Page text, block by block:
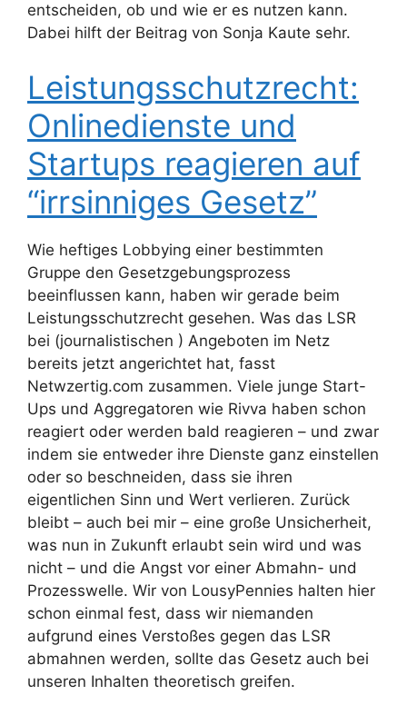
entscheiden, ob und wie er es nutzen kann.
Dabei hilft der Beitrag von Sonja Kaute sehr.
Leistungsschutzrecht:
Onlinedienste und
Startups reagieren auf
“irrsinniges Gesetz”
Wie heftiges Lobbying einer bestimmten
Gruppe den Gesetzgebungsprozess
beeinflussen kann, haben wir gerade beim
Leistungsschutzrecht gesehen. Was das LSR
bei (journalistischen ) Angeboten im Netz
bereits jetzt angerichtet hat, fasst
Netwzertig.com zusammen. Viele junge Start-
Ups und Aggregatoren wie Rivva haben schon
reagiert oder werden bald reagieren – und zwar
indem sie entweder ihre Dienste ganz einstellen
oder so beschneiden, dass sie ihren
eigentlichen Sinn und Wert verlieren. Zurück
bleibt – auch bei mir – eine große Unsicherheit,
was nun in Zukunft erlaubt sein wird und was
nicht – und die Angst vor einer Abmahn- und
Prozesswelle. Wir von LousyPennies halten hier
schon einmal fest, dass wir niemanden
aufgrund eines Verstoßes gegen das LSR
abmahnen werden, sollte das Gesetz auch bei
unseren Inhalten theoretisch greifen.